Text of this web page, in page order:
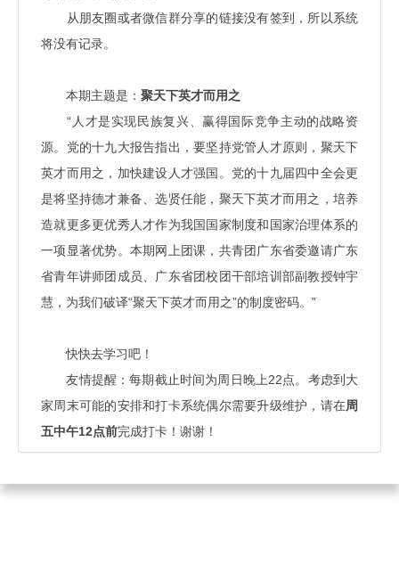
从朋友圈或者微信群分享的链接没有签到，所以系统
将没有记录。
本期主题是： 聚天下英才而用之
“人才是实现民族复兴、赢得国际竞争主动的战略资
源。党的十九大报告指出，要坚持党管人才原则，聚天下
英才而用之，加快建设人才强国。党的十九届四中全会更
是将坚持德才兼备、选贤任能，聚天下英才而用之，培养
造就更多更优秀人才作为我国国家制度和国家治理体系的
一项显著优势。本期网上团课，共青团广东省委邀请广东
省青年讲师团成员、广东省团校团干部培训部副教授钟宇
慧，为我们破译“聚天下英才而用之”的制度密码。 ”
快快去学习吧！
友情提醒：每期截止时间为周日晚上22点。考虑到大
家周末可能的安排和打卡系统偶尔需要升级维护，请在周
五中午12点前完成打卡！谢谢！